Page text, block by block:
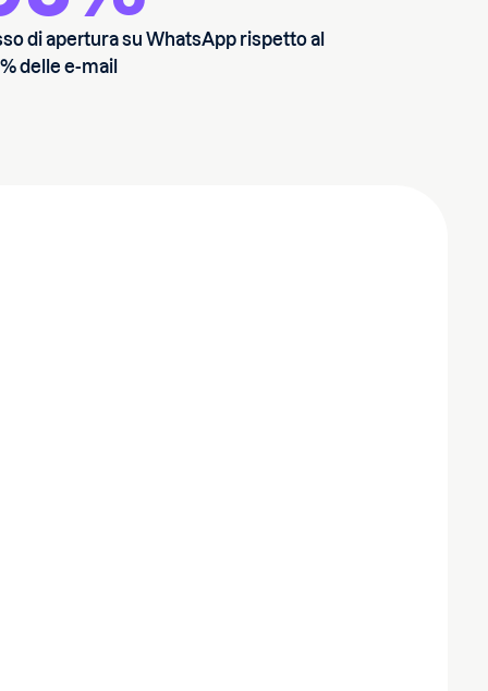
di apertura su WhatsApp rispetto al
delle e-mail